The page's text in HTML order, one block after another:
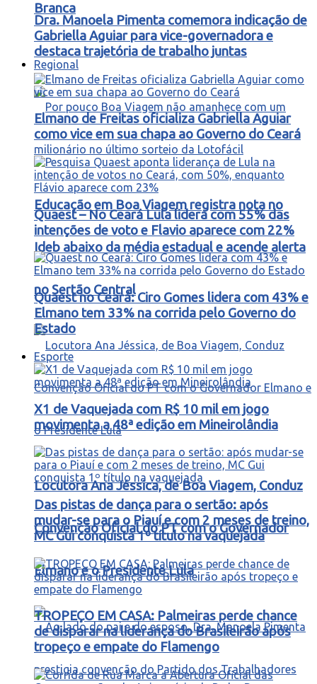
Branca
Regional
Educação em Boa Viagem registra nota no
Ideb abaixo da média estadual e acende alerta
no Sertão Central
Locutora Ana Jéssica, de Boa Viagem, Conduz
Convenção Oficial do PT com o Governador
Elmano e o Presidente Lula
Dra. Manoela Pimenta comemora indicação de
Gabriella Aguiar para vice-governadora e
destaca trajetória de trabalho juntas
Elmano de Freitas oficializa Gabriella Aguiar
como vice em sua chapa ao Governo do Ceará
Quaest – No Ceará Lula lidera com 55% das
intenções de voto e Flavio aparece com 22%
Quaest no Ceará: Ciro Gomes lidera com 43% e
Elmano tem 33% na corrida pelo Governo do
Estado
Esporte
X1 de Vaquejada com R$ 10 mil em jogo
movimenta a 48ª edição em Mineirolândia
Das pistas de dança para o sertão: após
mudar-se para o Piauí e com 2 meses de treino,
MC Gui conquista 1º título na vaquejada
TROPEÇO EM CASA: Palmeiras perde chance
de disparar na liderança do Brasileirão após
tropeço e empate do Flamengo